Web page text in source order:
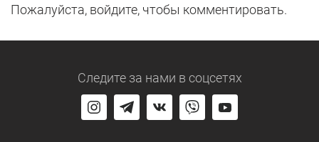
Пожалуйста, войдите, чтобы комментировать.
Следите за нами в соцсетях